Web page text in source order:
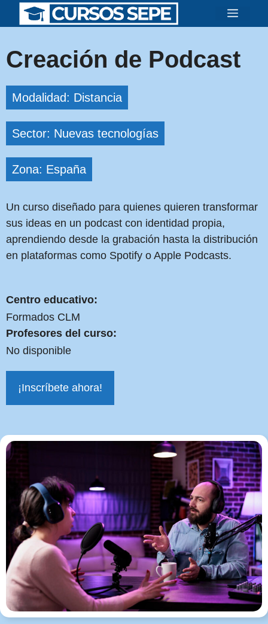
Saltar
Menú
Creación de Podcast
Modalidad: Distancia
Sector: Nuevas tecnologías
Zona: España
Un curso diseñado para quienes quieren transformar
sus ideas en un podcast con identidad propia,
aprendiendo desde la grabación hasta la distribución
en plataformas como Spotify o Apple Podcasts.
Centro educativo:
Formados CLM
Profesores del curso:
No disponible
¡Inscríbete ahora!